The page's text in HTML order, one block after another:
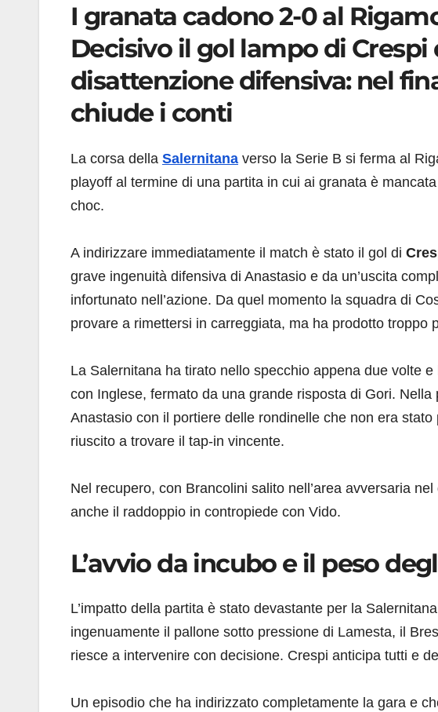
I granata cadono 2-0 al
Decisivo il gol lampo di
disattenzione difensiva: nel
chiude i conti
La corsa della Salernitana verso la Serie B si ferma al
playoff al termine di una partita in cui ai granata è
choc.
A indirizzare immediatamente il match è stato il gol di
grave ingenuità difensiva di Anastasio e da un’uscita
infortunato nell’azione. Da quel momento la squadra di
provare a rimettersi in carreggiata, ma ha prodotto troppo
La Salernitana ha tirato nello specchio appena due volte
con Inglese, fermato da una grande risposta di Gori. Nella
Anastasio con il portiere delle rondinelle che non era
riuscito a trovare il tap-in vincente.
Nel recupero, con Brancolini salito nell’area avversaria
anche il raddoppio in contropiede con Vido.
L’avvio da incubo e il peso
L’impatto della partita è stato devastante per la
ingenuamente il pallone sotto pressione di Lamesta, il
riesce a intervenire con decisione. Crespi anticipa tutti e
Un episodio che ha indirizzato completamente la gara e